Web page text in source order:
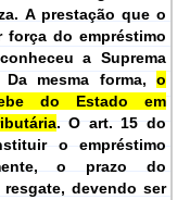
A prestação que o
do empréstimo
a Suprema
mesma forma, o
do Estado em
. O art. 15 do
o empréstimo
o prazo do
devendo ser